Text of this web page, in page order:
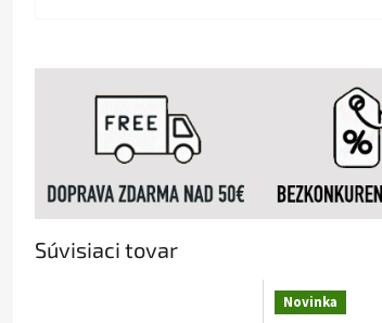
Súvisiaci tovar
Novinka